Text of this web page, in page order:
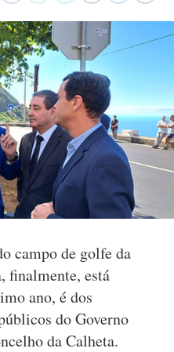
campo de golfe da
finalmente, está
ano, é dos
do Governo
da Calheta.